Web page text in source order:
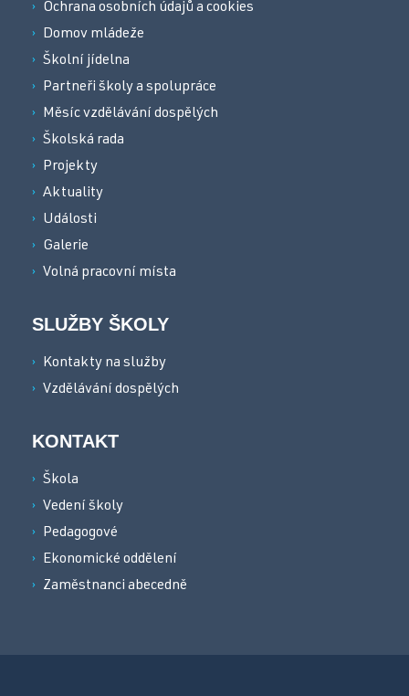
Ochrana osobních údajů a cookies
Domov mládeže
Školní jídelna
Partneři školy a spolupráce
Měsíc vzdělávání dospělých
Školská rada
Projekty
Aktuality
Události
Galerie
Volná pracovní místa
SLUŽBY ŠKOLY
Kontakty na služby
Vzdělávání dospělých
KONTAKT
Škola
Vedení školy
Pedagogové
Ekonomické oddělení
Zaměstnanci abecedně